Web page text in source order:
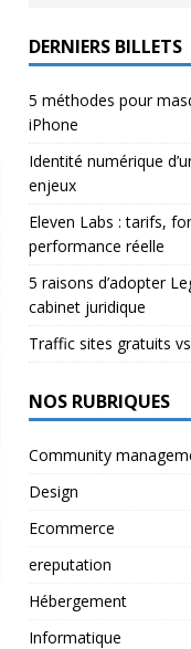
DERNIERS BILLETS
5 méthodes pour
iPhone
Identité numérique
enjeux
Eleven Labs : tarifs,
performance réelle
5 raisons d’adopter
cabinet juridique
Traffic sites gratuits
NOS RUBRIQUES
Community
Design
Ecommerce
ereputation
Hébergement
Informatique